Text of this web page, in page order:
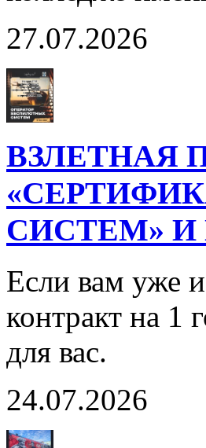
27.07.2026
ВЗЛЕТНАЯ
СИСТЕМ»
Если вам уже
контракт на 1
для вас.
24.07.2026